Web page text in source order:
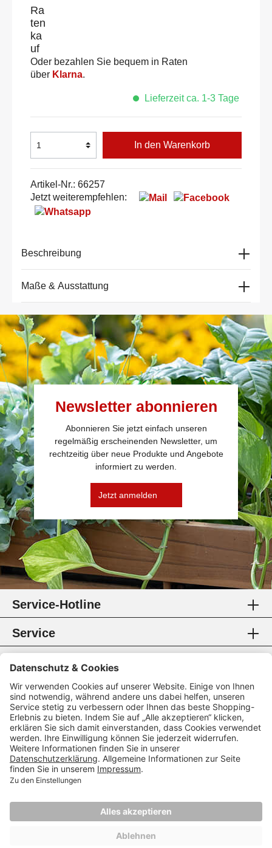
Oder bezahlen Sie bequem in Raten
über Klarna.
Lieferzeit ca. 1-3 Tage
In den Warenkorb
Artikel-Nr.: 66257
Jetzt weiterempfehlen:
Beschreibung
Maße & Ausstattung
Newsletter abonnieren
Abonnieren Sie jetzt einfach unseren
regelmäßig erscheinenden Newsletter, um
rechtzeitig über neue Produkte und Angebote
informiert zu werden.
Jetzt anmelden
Service-Hotline
Service
Information
Rechtliches
Zahlungsmethoden
Zertifikate
Folgen Sie uns
* Alle Preise inkl. gesetzl. Mehrwertsteuer.